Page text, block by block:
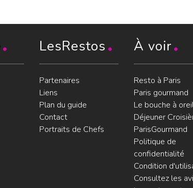
LesRestos
Partenaires
Liens
Plan du guide
Contact
Portraits de Chefs
À voir
Resto à Paris
Paris gourmand
Le bouche à
Déjeuner
ParisGourmand
Politique de
confidentialité
Condition
Consultez les